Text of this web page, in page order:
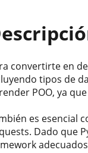
convertirte en
tipos de
POO, ya
es esencial
Dado que